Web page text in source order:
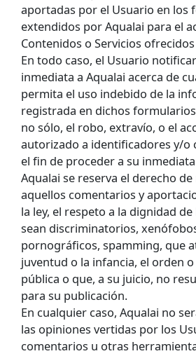
aportadas por el Usuario en los
extendidos por Aqualai para el
Contenidos o Servicios
En todo caso, el Usuario
inmediata a Aqualai acerca de
permita el uso indebido de la
registrada en dichos
no sólo, el robo, extravío, o el
autorizado a identificadores y/o
el fin de proceder a su
Aqualai se reserva el derecho
aquellos comentarios y
la ley, el respeto a la dignidad
sean discriminatorios,
pornográficos, spamming, que
juventud o la infancia, el orden
pública o que, a su juicio, no
para su publicación.
En cualquier caso, Aqualai no
las opiniones vertidas por los
comentarios u otras